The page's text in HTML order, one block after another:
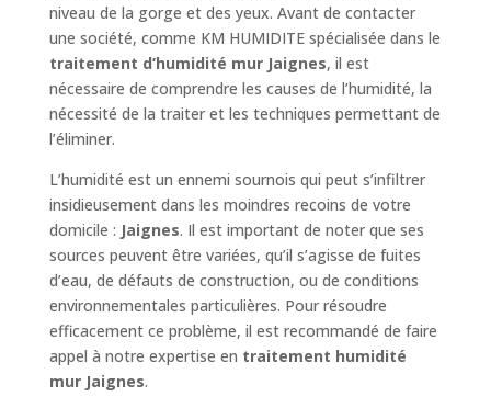
niveau de la gorge et des yeux. Avant de contacter
une société, comme KM HUMIDITE spécialisée dans le
traitement d’humidité mur Jaignes, il est
nécessaire de comprendre les causes de l’humidité, la
nécessité de la traiter et les techniques permettant de
l’éliminer.
L’humidité est un ennemi sournois qui peut s’infiltrer
insidieusement dans les moindres recoins de votre
domicile : Jaignes. Il est important de noter que ses
sources peuvent être variées, qu’il s’agisse de fuites
d’eau, de défauts de construction, ou de conditions
environnementales particulières. Pour résoudre
efficacement ce problème, il est recommandé de faire
appel à notre expertise en traitement humidité
mur Jaignes.